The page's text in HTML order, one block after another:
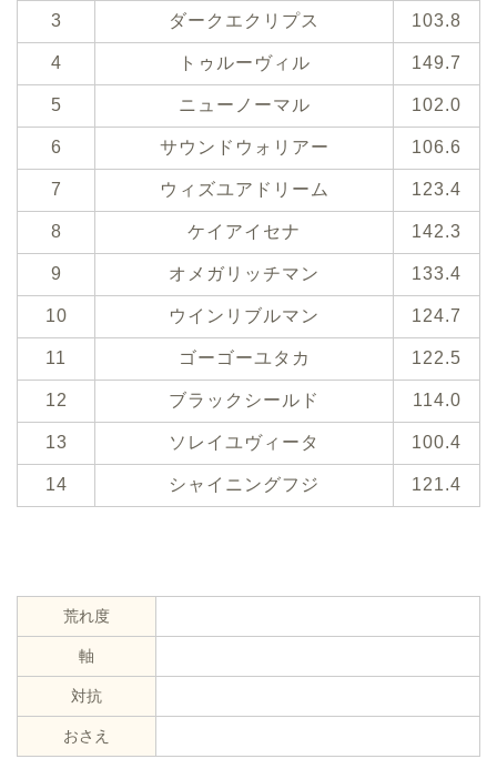
3 ダークエクリプス 103.8
4 トゥルーヴィル 149.7
5 ニューノーマル 102.0
6 サウンドウォリアー 106.6
7 ウィズユアドリーム 123.4
8 ケイアイセナ 142.3
9 オメガリッチマン 133.4
10 ウインリブルマン 124.7
11 ゴーゴーユタカ 122.5
12 ブラックシールド 114.0
13 ソレイユヴィータ 100.4
14 シャイニングフジ 121.4
荒れ度
軸
対抗
おさえ